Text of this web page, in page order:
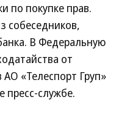
по покупке прав.
собеседников,
В Федеральную
от
«Телеспорт Груп»
пресс-службе.